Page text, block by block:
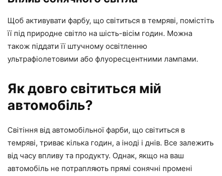
Щоб активувати фарбу, що світиться в темряві, помістіть
її під природне світло на шість-вісім годин. Можна
також піддати її штучному освітленню
ультрафіолетовими або флуоресцентними лампами.
Як довго світиться мій
автомобіль?
Світіння від автомобільної фарби, що світиться в
темряві, триває кілька годин, а іноді і днів. Все залежить
від часу впливу та продукту. Однак, якщо на ваш
автомобіль не потрапляють прямі сонячні промені